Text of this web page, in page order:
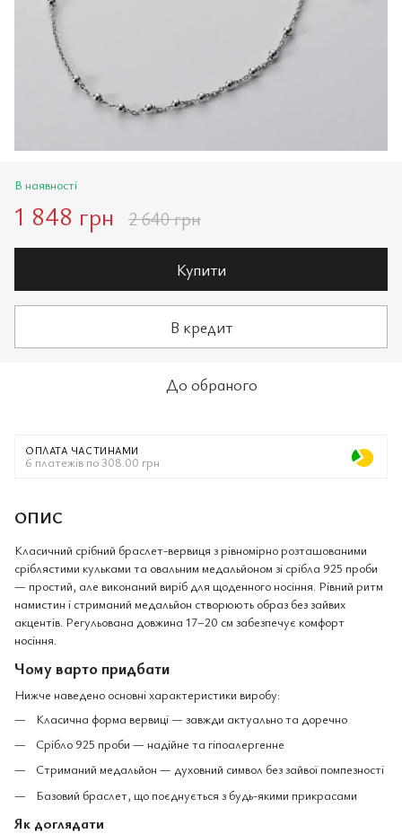
В наявності
1 848 грн 2 640 грн
Купити
В кредит
До обраного
ОПЛАТА ЧАСТИНАМИ
6 платежів по 308.00 грн
ОПИС
Класичний срібний браслет-вервиця з рівномірно розташованими
сріблястими кульками та овальним медальйоном зі срібла 925 проби
— простий, але виконаний виріб для щоденного носіння. Рівний ритм
намистин і стриманий медальйон створюють образ без зайвих
акцентів. Регульована довжина 17–20 см забезпечує комфорт
носіння.
Чому варто придбати
Нижче наведено основні характеристики виробу:
Класична форма вервиці — завжди актуально та доречно
Срібло 925 проби — надійне та гіпоалергенне
Стриманий медальйон — духовний символ без зайвої помпезності
Базовий браслет, що поєднується з будь-якими прикрасами
Як доглядати